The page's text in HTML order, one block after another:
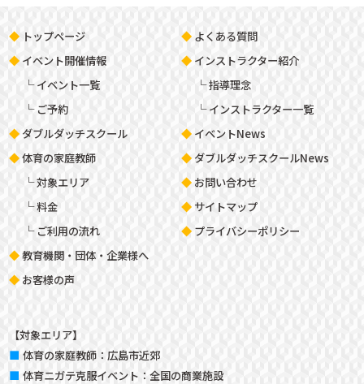
トップページ
イベント開催情報
イベント一覧
ご予約
ダブルダッチスクール
体育の家庭教師
対象エリア
料金
ご利用の流れ
教育機関・団体・企業様へ
お客様の声
よくある質問
インストラクター紹介
指導理念
インストラクター一覧
イベントNews
ダブルダッチスクールNews
お問い合わせ
サイトマップ
プライバシーポリシー
【対象エリア】
体育の家庭教師： 広島市近郊
体育ニガテ克服イベント： 全国の商業施設